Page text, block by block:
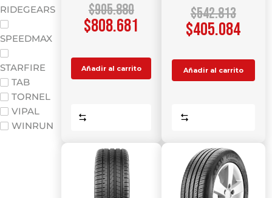
RIDEGEARS
SPEEDMAX
STARFIRE
TAB
TORNEL
VIPAL
WINRUN
$905.880
$808.681
Añadir al carrito
$542.813
$405.084
Añadir al carrito